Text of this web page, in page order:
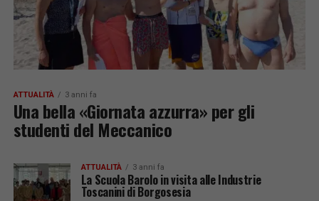
ATTUALITÀ 3 anni fa
Una bella «Giornata azzurra» per gli
studenti del Meccanico
ATTUALITÀ 3 anni fa
La Scuola Barolo in visita alle Industrie
Toscanini di Borgosesia